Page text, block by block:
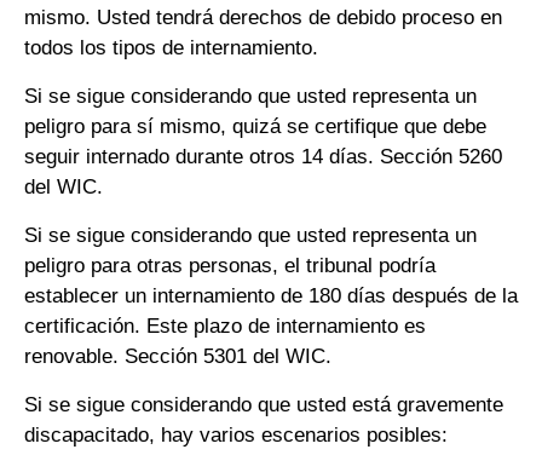
mismo. Usted tendrá derechos de debido proceso en
todos los tipos de internamiento.
Si se sigue considerando que usted representa un
peligro para sí mismo, quizá se certifique que debe
seguir internado durante otros 14 días. Sección 5260
del WIC.
Si se sigue considerando que usted representa un
peligro para otras personas, el tribunal podría
establecer un internamiento de 180 días después de la
certificación. Este plazo de internamiento es
renovable. Sección 5301 del WIC.
Si se sigue considerando que usted está gravemente
discapacitado, hay varios escenarios posibles: